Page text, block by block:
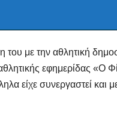
με την αθλητική
εφημερίδας «Ο
είχε συνεργαστεί και